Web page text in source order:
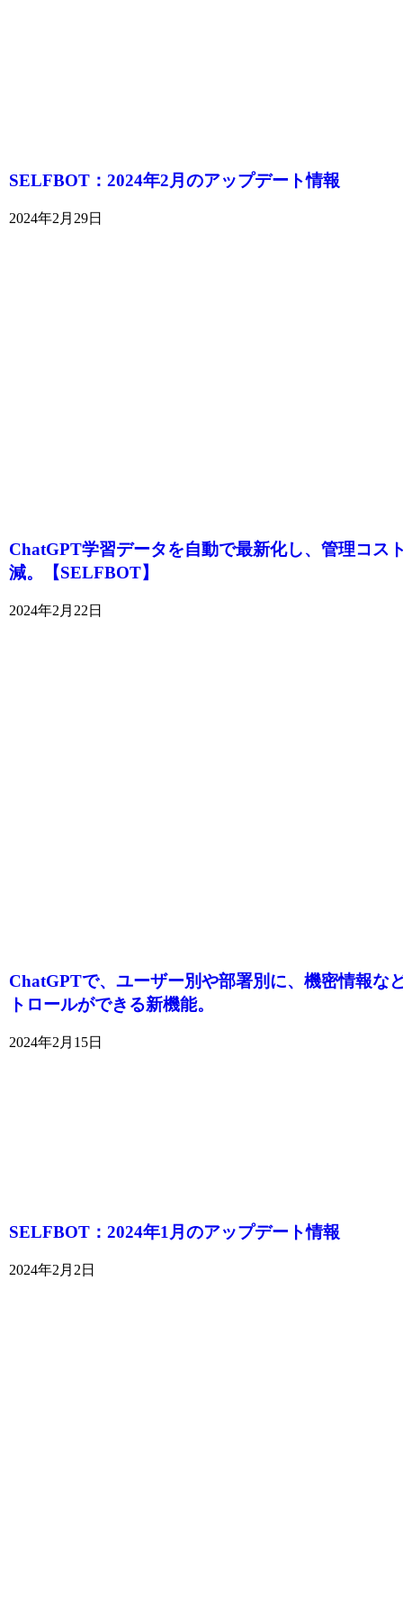
SELFBOT：2024年2月のアップデート情報
2024年2月29日
ChatGPT学習データを自動で最新化し、管理コス
減。【SELFBOT】
2024年2月22日
ChatGPTで、ユーザー別や部署別に、機密情報な
トロールができる新機能。
2024年2月15日
SELFBOT：2024年1月のアップデート情報
2024年2月2日